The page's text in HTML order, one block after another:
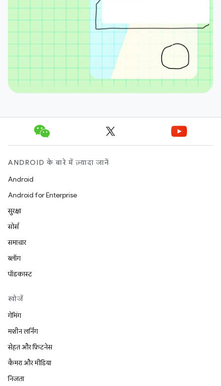
ANDROID के बारे में ज़्यादा जानें
Android
Android for Enterprise
सुरक्षा
सोर्स
समाचार
ब्लॉग
पॉडकास्ट
खोजें
गेमिंग
मशीन लर्निंग
सेहत और फ़िटनेस
कैमरा और मीडिया
निजता